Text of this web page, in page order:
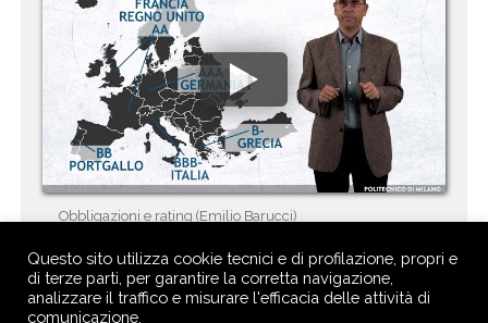
Obbligazioni e rating (Emilio Barucci)
Questo sito utilizza cookie tecnici e di profilazione, propri e
di terze parti, per garantire la corretta navigazione,
analizzare il traffico e misurare l'efficacia delle attività di
comunicazione.